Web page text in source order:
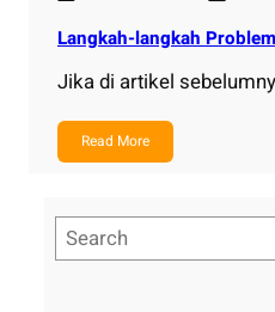
Langkah-langkah
Jika di artikel
Read More
e